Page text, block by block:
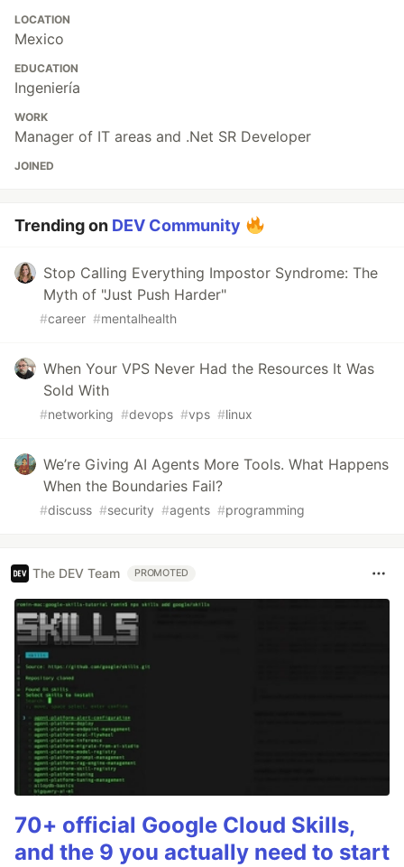
LOCATION
Mexico
EDUCATION
Ingeniería
WORK
Manager of IT areas and .Net SR Developer
JOINED
Trending on DEV Community
Stop Calling Everything Impostor Syndrome: The
Myth of "Just Push Harder"
#career #mentalhealth
When Your VPS Never Had the Resources It Was
Sold With
#networking #devops #vps #linux
We’re Giving AI Agents More Tools. What Happens
When the Boundaries Fail?
#discuss #security #agents #programming
The DEV Team PROMOTED
70+ official Google Cloud Skills,
and the 9 you actually need to start